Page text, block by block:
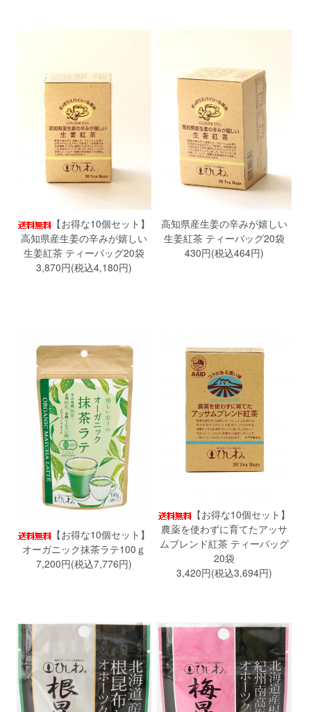
【お得な10個セット】
高知県産生姜の辛みが嬉しい
生姜紅茶 ティーバッグ20袋
3,870円(税込4,180円)
高知県産生姜の辛みが嬉しい
生姜紅茶 ティーバッグ20袋
430円(税込464円)
【お得な10個セット】
オーガニック抹茶ラテ100ｇ
7,200円(税込7,776円)
【お得な10個セット】
農薬を使わずに育てたアッサ
ムブレンド紅茶 ティーバッグ
20袋
3,420円(税込3,694円)